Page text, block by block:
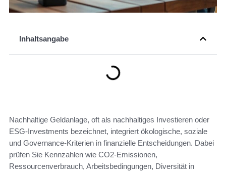
Inhaltsangabe
Nachhaltige Geldanlage, oft als nachhaltiges Investieren oder
ESG-Investments bezeichnet, integriert ökologische, soziale
und Governance-Kriterien in finanzielle Entscheidungen. Dabei
prüfen Sie Kennzahlen wie CO2-Emissionen,
Ressourcenverbrauch, Arbeitsbedingungen, Diversität in